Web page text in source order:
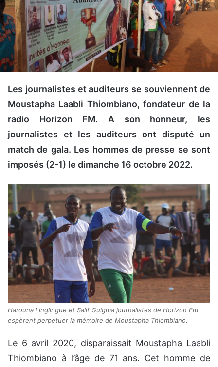
n
c
o
u
r
r
e
Les journalistes et auditeurs se souviennent de
Moustapha Laabli Thiombiano, fondateur de la
radio Horizon FM. A son honneur, les
journalistes et les auditeurs ont disputé un
match de gala. Les hommes de presse se sont
imposés (2-1) le dimanche 16 octobre 2022.
Harouna Linglingue et Salif Guigma journalistes de Horizon Fm
espèrent perpétuer la mémoire de Moustapha Thiombiano.
Le 6 avril 2020, disparaissait Moustapha Laabli
Thiombiano à l’âge de 71 ans. Cet homme de